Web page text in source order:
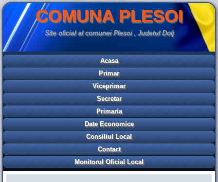
COMUNA PLESOI
Site oficial al comunei Plesoi , Judetul Dolj
Acasa
Primar
Viceprimar
Secretar
Primaria
Date Economice
Consiliul Local
Contact
Monitorul Oficial Local